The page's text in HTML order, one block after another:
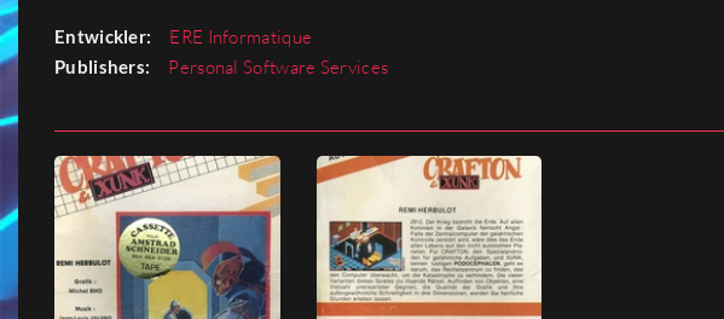
Entwickler: ERE Informatique
Publishers: Personal Software Services